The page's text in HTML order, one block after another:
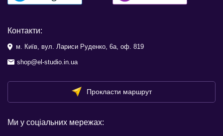
Контакти:
м. Київ, вул. Лариси Руденко, 6а, оф. 819
shop@el-studio.in.ua
Прокласти маршрут
Ми у соціальних мережах: